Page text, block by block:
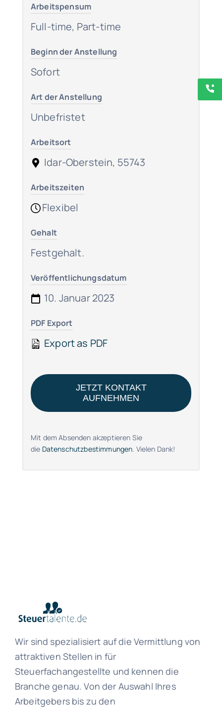
Arbeitspensum
Full-time, Part-time
Beginn der Anstellung
Sofort
Art der Anstellung
Unbefristet
Arbeitsort
Idar-Oberstein, 55743
Arbeitszeiten
Flexibel
Gehalt
Festgehalt.
Veröffentlichungsdatum
10. Januar 2023
PDF Export
Export as PDF
JETZT KONTAKT
AUFNEHMEN
Mit dem Absenden akzeptieren Sie
die Datenschutzbestimmungen. Vielen Dank!
Wir sind spezialisiert auf die Vermittlung von
attraktiven Stellen in für
Steuerfachangestellte und kennen die
Branche genau. Von der Auswahl Ihres
Arbeitgebers bis zu den